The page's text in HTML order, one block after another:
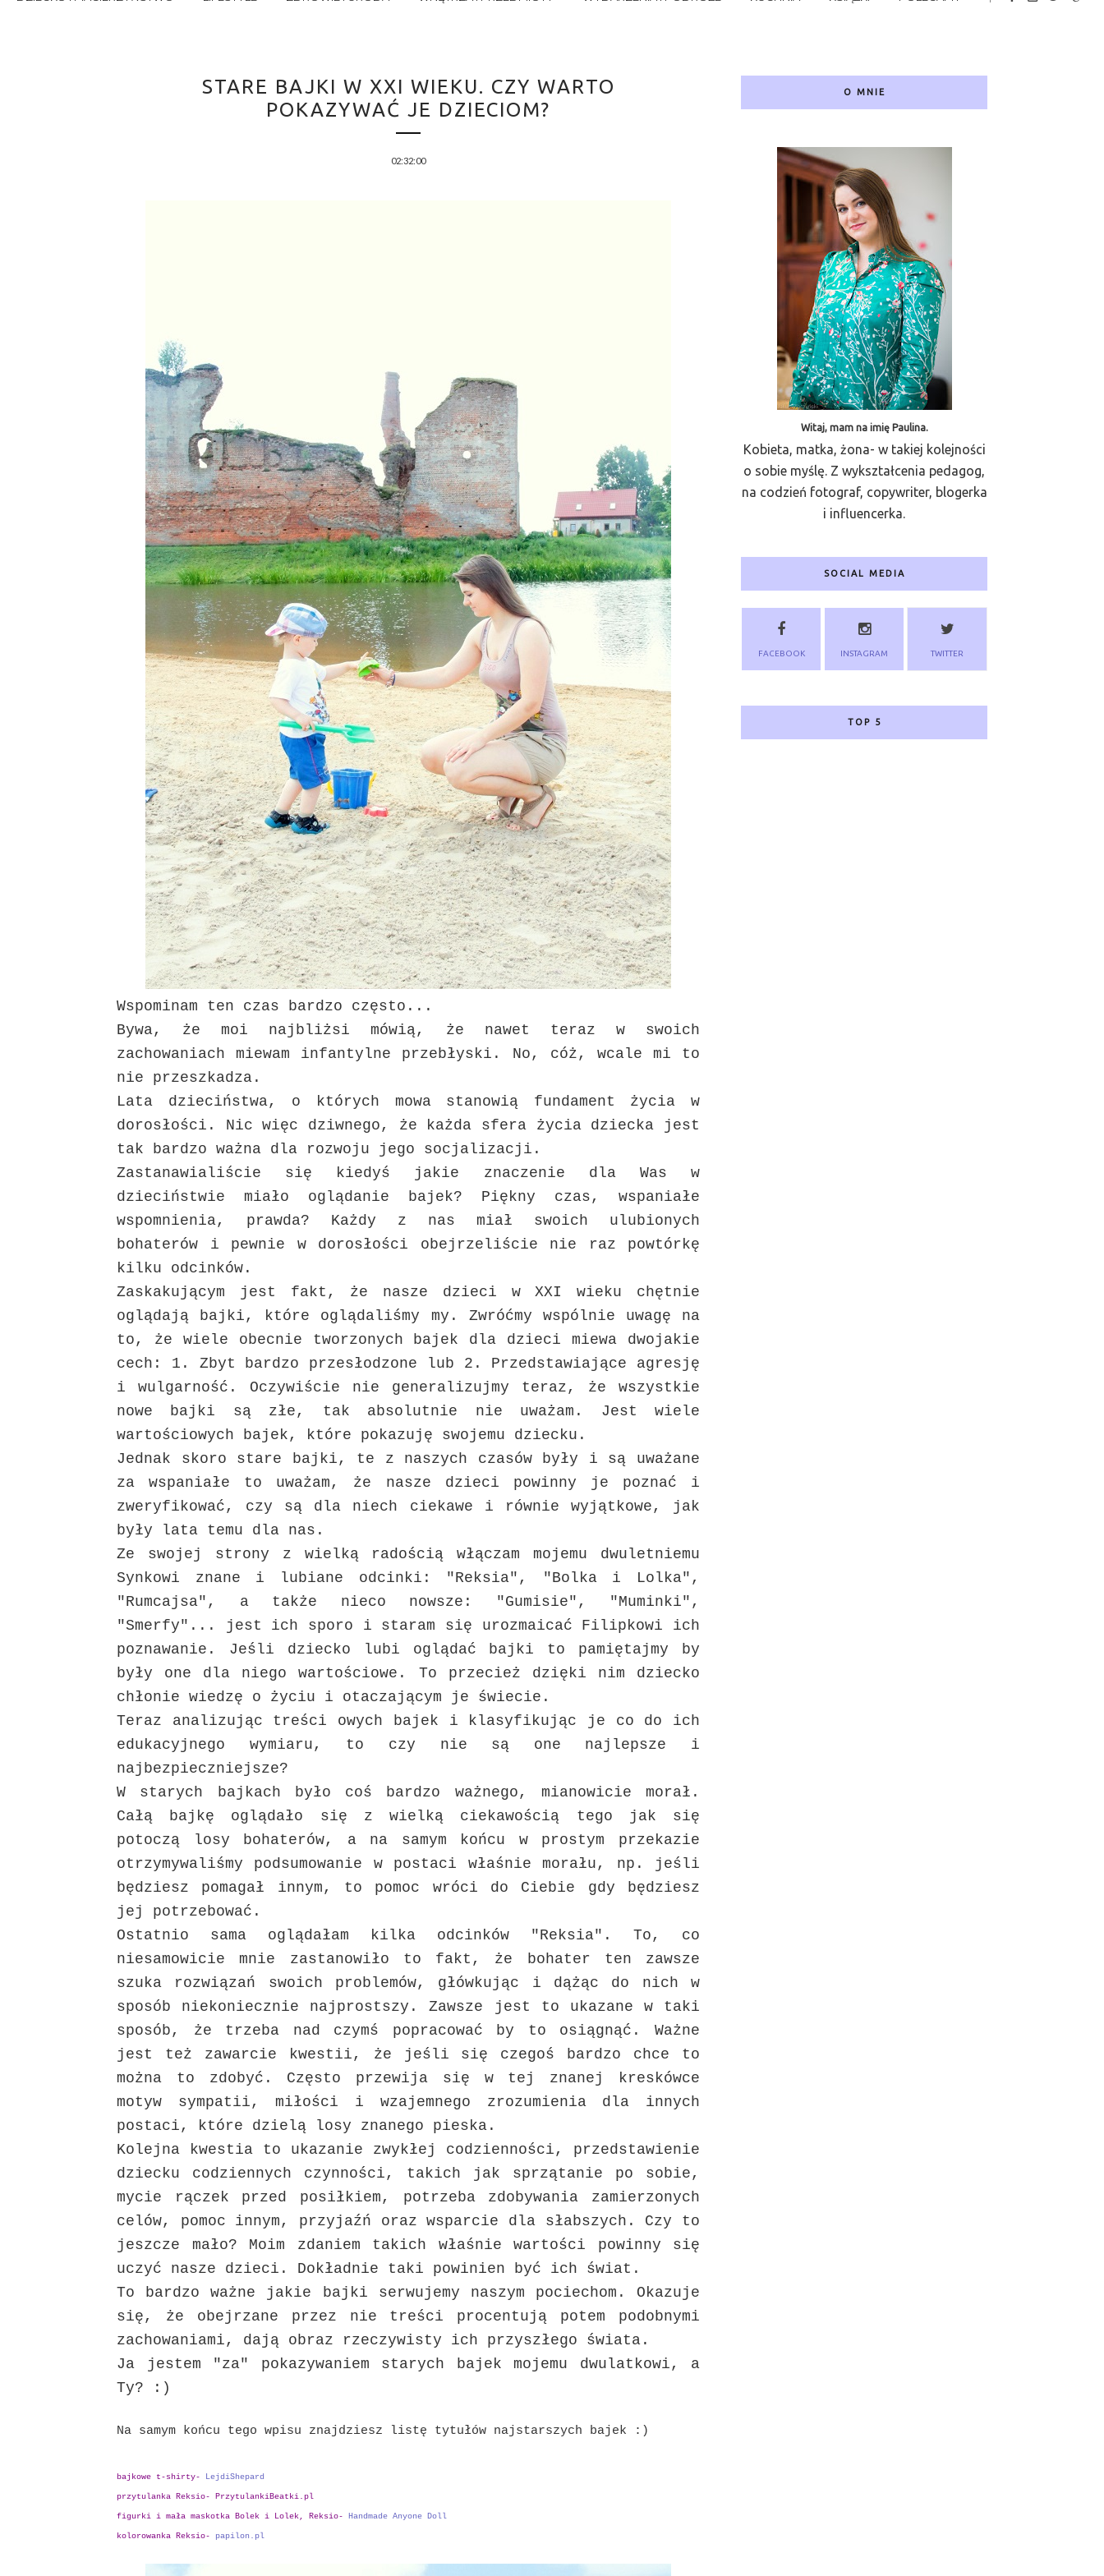
STARE BAJKI W XXI WIEKU. CZY WARTO
POKAZYWAĆ JE DZIECIOM?
02:32:00
Wspominam ten czas bardzo często...
Bywa, że moi najbliżsi mówią, że nawet teraz w swoich
zachowaniach miewam infantylne przebłyski. No, cóż, wcale mi to
nie przeszkadza.
Lata dzieciństwa, o których mowa stanowią fundament życia w
dorosłości. Nic więc dziwnego, że każda sfera życia dziecka jest
tak bardzo ważna dla rozwoju jego socjalizacji.
Zastanawialiście się kiedyś jakie znaczenie dla Was w
dzieciństwie miało oglądanie bajek? Piękny czas, wspaniałe
wspomnienia, prawda? Każdy z nas miał swoich ulubionych
bohaterów i pewnie w dorosłości obejrzeliście nie raz powtórkę
kilku odcinków.
Zaskakującym jest fakt, że nasze dzieci w XXI wieku chętnie
oglądają bajki, które oglądaliśmy my. Zwróćmy wspólnie uwagę na
to, że wiele obecnie tworzonych bajek dla dzieci miewa dwojakie
cech: 1. Zbyt bardzo przesłodzone lub 2. Przedstawiające agresję
i wulgarność. Oczywiście nie generalizujmy teraz, że wszystkie
nowe bajki są złe, tak absolutnie nie uważam. Jest wiele
wartościowych bajek, które pokazuję swojemu dziecku.
Jednak skoro stare bajki, te z naszych czasów były i są uważane
za wspaniałe to uważam, że nasze dzieci powinny je poznać i
zweryfikować, czy są dla niech ciekawe i równie wyjątkowe, jak
były lata temu dla nas.
Ze swojej strony z wielką radością włączam mojemu dwuletniemu
Synkowi znane i lubiane odcinki: "Reksia", "Bolka i Lolka",
"Rumcajsa", a także nieco nowsze: "Gumisie", "Muminki",
"Smerfy"... jest ich sporo i staram się urozmaicać Filipkowi ich
poznawanie. Jeśli dziecko lubi oglądać bajki to pamiętajmy by
były one dla niego wartościowe. To przecież dzięki nim dziecko
chłonie wiedzę o życiu i otaczającym je świecie.
Teraz analizując treści owych bajek i klasyfikując je co do ich
edukacyjnego wymiaru, to czy nie są one najlepsze i
najbezpieczniejsze?
W starych bajkach było coś bardzo ważnego, mianowicie morał.
Całą bajkę oglądało się z wielką ciekawością tego jak się
potoczą losy bohaterów, a na samym końcu w prostym przekazie
otrzymywaliśmy podsumowanie w postaci właśnie morału, np. jeśli
będziesz pomagał innym, to pomoc wróci do Ciebie gdy będziesz
jej potrzebować.
Ostatnio sama oglądałam kilka odcinków "Reksia". To, co
niesamowicie mnie zastanowiło to fakt, że bohater ten zawsze
szuka rozwiązań swoich problemów, główkując i dążąc do nich w
sposób niekoniecznie najprostszy. Zawsze jest to ukazane w taki
sposób, że trzeba nad czymś popracować by to osiągnąć. Ważne
jest też zawarcie kwestii, że jeśli się czegoś bardzo chce to
można to zdobyć. Często przewija się w tej znanej kreskówce
motyw sympatii, miłości i wzajemnego zrozumienia dla innych
postaci, które dzielą losy znanego pieska.
Kolejna kwestia to ukazanie zwykłej codzienności, przedstawienie
dziecku codziennych czynności, takich jak sprzątanie po sobie,
mycie rączek przed posiłkiem, potrzeba zdobywania zamierzonych
celów, pomoc innym, przyjaźń oraz wsparcie dla słabszych. Czy to
jeszcze mało? Moim zdaniem takich właśnie wartości powinny się
uczyć nasze dzieci. Dokładnie taki powinien być ich świat.
To bardzo ważne jakie bajki serwujemy naszym pociechom. Okazuje
się, że obejrzane przez nie treści procentują potem podobnymi
zachowaniami, dają obraz rzeczywisty ich przyszłego świata.
Ja jestem "za" pokazywaniem starych bajek mojemu dwulatkowi, a
Ty? :)
Na samym końcu tego wpisu znajdziesz listę tytułów najstarszych bajek :)
bajkowe t-shirty- LejdiShepard
przytulanka Reksio- PrzytulankiBeatki.pl
figurki i mała maskotka Bolek i Lolek, Reksio- Handmade Anyone Doll
kolorowanka Reksio- papilon.pl
O MNIE
Witaj, mam na imię Paulina.
Kobieta, matka, żona- w takiej kolejności
o sobie myślę. Z wykształcenia pedagog,
na codzień fotograf, copywriter, blogerka
i influencerka.
SOCIAL MEDIA
FACEBOOK INSTAGRAM TWITTER
TOP 5